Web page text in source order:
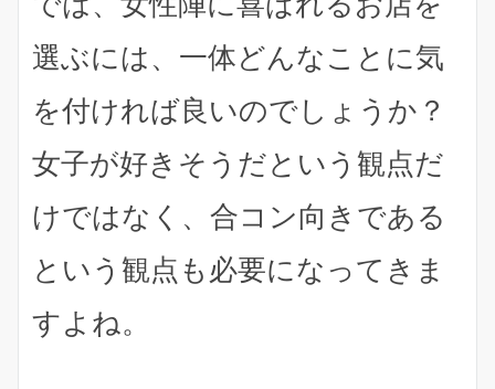
選ぶには、一体どんなことに気
を付ければ良いのでしょうか？
女子が好きそうだという観点だ
けではなく、合コン向きである
という観点も必要になってきま
すよね。